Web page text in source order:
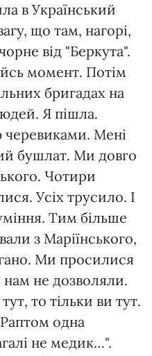
в Український
що там, нагорі,
від "Беркута".
момент. Потім
бригадах на
Я пішла.
черевиками. Мені
бушлат. Ми довго
Чотири
Усіх трусило. І
Тим більше
з Маріїнського,
Ми просилися
не дозволяли.
то тільки ви тут.
одна
не медик…".